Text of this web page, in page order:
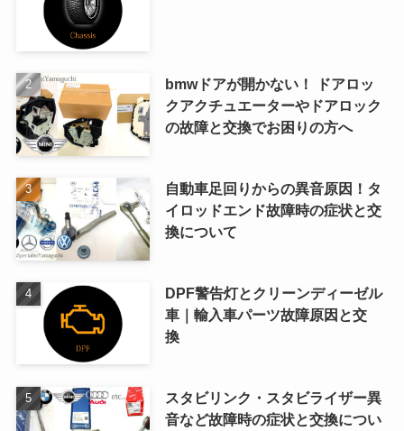
bmwドアが開かない！ ドアロッ
クアクチュエーターやドアロック
の故障と交換でお困りの方へ
自動車足回りからの異音原因！タ
イロッドエンド故障時の症状と交
換について
DPF警告灯とクリーンディーゼル
車｜輸入車パーツ故障原因と交
換
スタビリンク・スタビライザー異
音など故障時の症状と交換につい